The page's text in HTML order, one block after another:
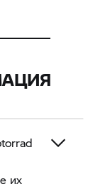
их